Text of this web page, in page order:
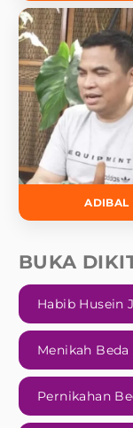
ADIBAL
BUKA
Habib Husein
Menikah
Pernikahan